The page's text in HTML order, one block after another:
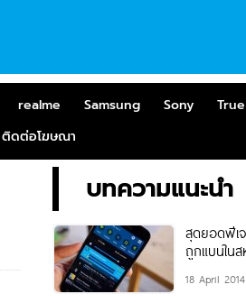
realme Samsung Sony True
ติดต่อโฆษณา
บทความแนะนำ
สุดยอดฟีเ
ถูกแบนในส
18 April 2014